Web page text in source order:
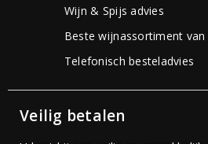
Wijn & Spijs advies
Beste wijnassortiment
Telefonisch besteladvies
Veilig betalen